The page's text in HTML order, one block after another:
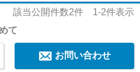
該当公開件数2件 1-2件表示
て
お問い合わせ